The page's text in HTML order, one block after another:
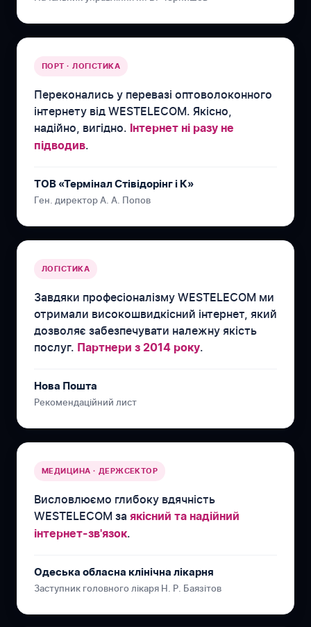
ПОРТ · ЛОГІСТИКА
Переконались у перевазі оптоволоконного
інтернету від WESTELECOM. Якісно,
надійно, вигідно.
Інтернет ні разу не
підводив.
ТОВ «Термінал Стівідорінг і К»
Ген. директор А. А. Попов
ЛОГІСТИКА
Завдяки професіоналізму WESTELECOM ми
отримали високошвидкісний інтернет, який
дозволяє забезпечувати належну якість
послуг. Партнери з 2014 року.
Нова Пошта
Рекомендаційний лист
МЕДИЦИНА · ДЕРЖСЕКТОР
Висловлюємо глибоку вдячність
WESTELECOM за якісний та надійний
інтернет-зв'язок.
Одеська обласна клінічна лікарня
Заступник головного лікаря Н. Р. Баязітов